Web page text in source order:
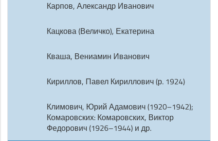
Карпов, Александр Иванович
Кацкова (Величко), Екатерина
Кваша, Вениамин Иванович
Кириллов, Павел Кириллович (р. 1924)
Климович, Юрий Адамович (1920–1942);
Комаровских: Комаровских, Виктор
Федорович (1926–1944) и др.